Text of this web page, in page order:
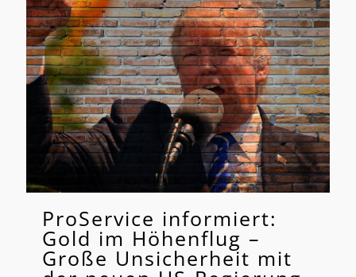
ProService informiert:
Gold im Höhenflug –
Große Unsicherheit mit